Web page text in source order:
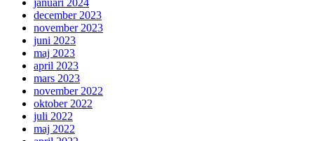
januari 2024
december 2023
november 2023
juni 2023
maj 2023
april 2023
mars 2023
november 2022
oktober 2022
juli 2022
maj 2022